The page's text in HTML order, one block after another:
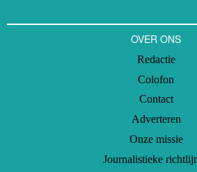
OVER ONS
Redactie
Colofon
Contact
Adverteren
Onze missie
Journalistieke